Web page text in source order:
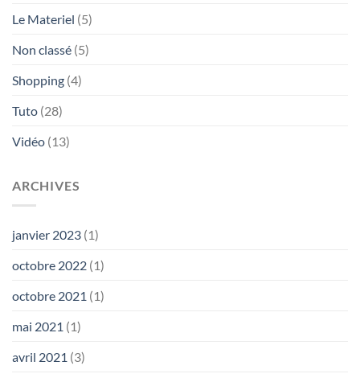
Le Materiel (5)
Non classé (5)
Shopping (4)
Tuto (28)
Vidéo (13)
ARCHIVES
janvier 2023 (1)
octobre 2022 (1)
octobre 2021 (1)
mai 2021 (1)
avril 2021 (3)